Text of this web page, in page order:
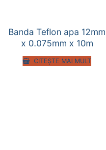
Banda Teflon apa 12mm
x 0.075mm x 10m
CITEȘTE MAI MULT